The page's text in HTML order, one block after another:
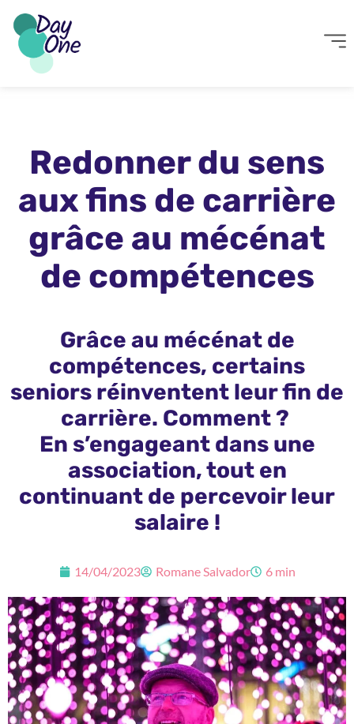
Redonner du sens
aux fins de carrière
grâce au mécénat
de compétences​
Grâce au mécénat de
compétences, certains
seniors réinventent leur fin de
carrière. Comment ?
En s’engageant dans une
association, tout en
continuant de percevoir leur
salaire !
14/04/2023 Romane Salvador 6 min